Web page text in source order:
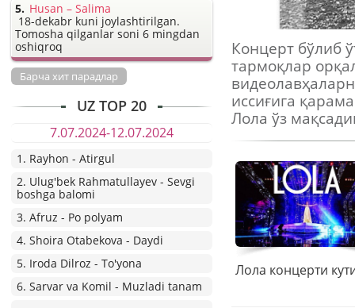
Концерт бўлиб
тармоқлар
иссиғига
Лола ўз
Husan – Salima
18-dekabr kuni joylashtirilgan.
Tomosha qilganlar soni 6 mingdan
oshiqroq
Барча хит парадлар
UZ TOP 20
7.07.2024-12.07.2024
1. Rayhon - Atirgul
2. Ulug'bek Rahmatullayev - Sevgi
boshga balomi
3. Afruz - Po polyam
4. Shoira Otabekova - Daydi
5. Iroda Dilroz - To'yona
6. Sarvar va Komil - Muzladi tanam